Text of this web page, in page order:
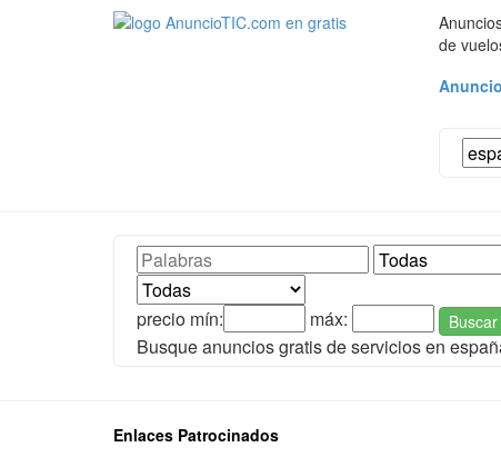
de
precio mín: máx: Buscar
Busque anuncios gratis de servicios en
Enlaces Patrocinados